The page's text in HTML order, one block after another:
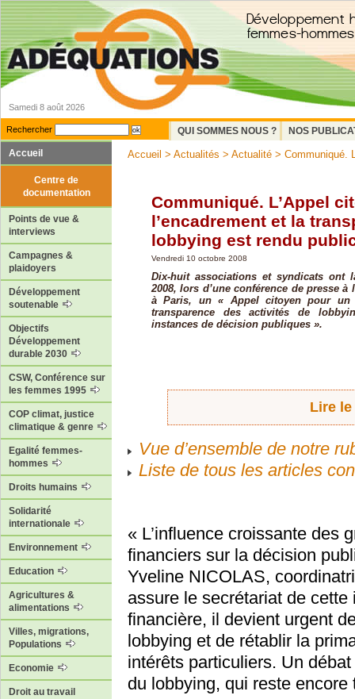
Samedi 8 août 2026
Rechercher QUI SOMMES NOUS ?
NOS
Accueil
Centre de
documentation
Points de vue &
interviews
Campagnes &
plaidoyers
Développement
soutenable
Objectifs
Développement
durable 2030
CSW, Conférence sur
les femmes 1995
COP climat, justice
climatique & genre
Egalité femmes-
hommes
Droits humains
Solidarité
internationale
Environnement
Education
Agricultures &
alimentations
Villes, migrations,
Populations
Economie
Droit au travail
Accueil > Actualités > Actualité > Communiqué.
Communiqué. L’Appel
l’encadrement et la
lobbying est rendu
Vendredi 10 octobre 2008
Dix-huit associations et syndicats ont
2008, lors d’une conférence de presse à
à Paris, un « Appel citoyen pour un
transparence des activités de
instances de décision publiques ».
Lire le
Vue d’ensemble de notre
Liste de tous les articles
« L’influence croissante des
financiers sur la décision
Yveline NICOLAS,
assure le secrétariat de
financière, il devient urgent
lobbying et de rétablir la
intérêts particuliers. Un
du lobbying, qui reste encore